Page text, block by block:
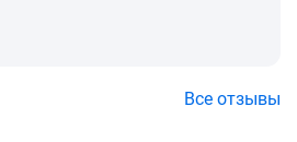
Все отзывы